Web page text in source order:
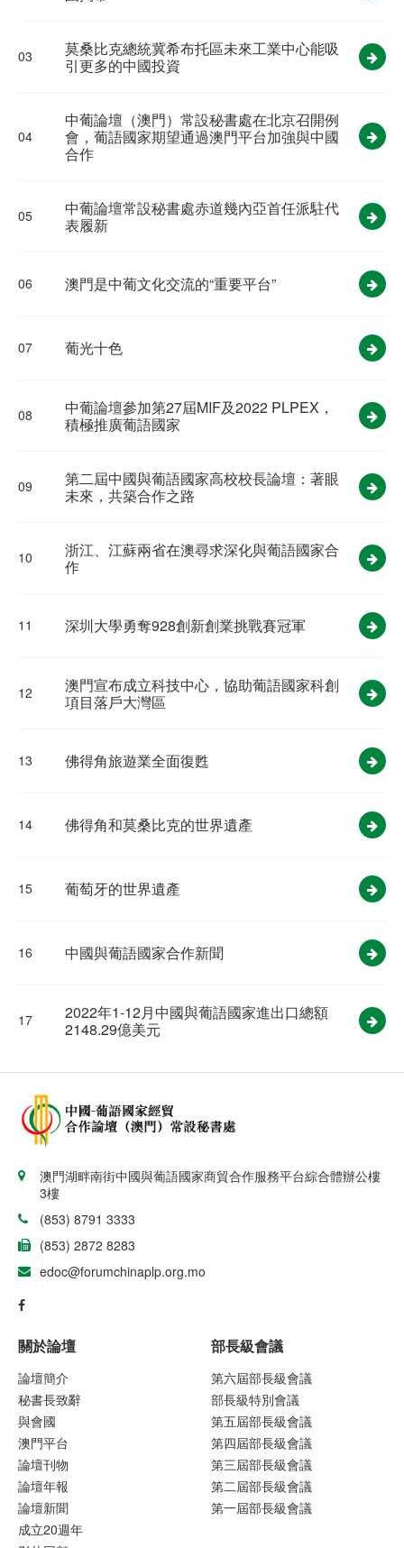
03
莫桑比克總統冀希布托區未來工業中心能吸
引更多的中國投資
04
中葡論壇（澳門）常設秘書處在北京召開例
會，葡語國家期望通過澳門平台加強與中國
合作
05
中葡論壇常設秘書處赤道幾內亞首任派駐代
表履新
06 澳門是中葡文化交流的“重要平台”
07 葡光十色
08
中葡論壇參加第27屆MIF及2022 PLPEX，
積極推廣葡語國家
09
第二屆中國與葡語國家高校校長論壇：著眼
未來，共築合作之路
10
浙江、江蘇兩省在澳尋求深化與葡語國家合
作
11 深圳大學勇奪928創新創業挑戰賽冠軍
12
澳門宣布成立科技中心，協助葡語國家科創
項目落戶大灣區
13 佛得角旅遊業全面復甦
14 佛得角和莫桑比克的世界遺產
15 葡萄牙的世界遺產
16 中國與葡語國家合作新聞
17
2022年1-12月中國與葡語國家進出口總額
2148.29億美元
澳門湖畔南街中國與葡語國家商貿合作服務平台綜合體辦公樓
3樓
(853) 8791 3333
(853) 2872 8283
edoc@forumchinaplp.org.mo
關於論壇
論壇簡介
秘書長致辭
與會國
澳門平台
論壇刊物
論壇年報
論壇新聞
成立20週年
部長級會議
第六屆部長級會議
部長級特別會議
第五屆部長級會議
第四屆部長級會議
第三屆部長級會議
第二屆部長級會議
第一屆部長級會議